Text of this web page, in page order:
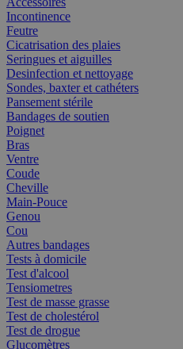
Incontinence
Feutre
Cicatrisation des plaies
Seringues et aiguilles
Desinfection et nettoyage
Sondes, baxter et cathéters
Pansement stérile
Bandages de soutien
Poignet
Bras
Ventre
Coude
Cheville
Main-Pouce
Genou
Cou
Autres bandages
Tests à domicile
Test d'alcool
Tensiometres
Test de masse grasse
Test de cholestérol
Test de drogue
Glucomètres